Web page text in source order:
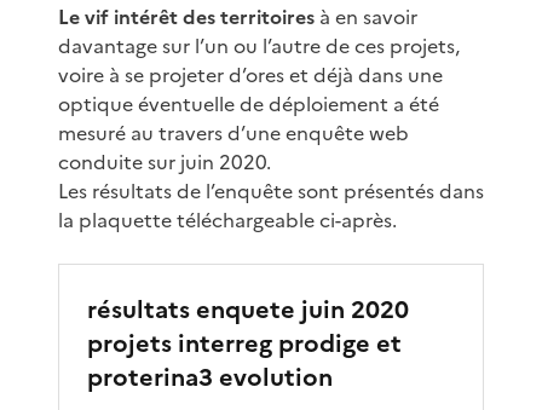
Le vif intérêt des territoires à en savoir
davantage sur l’un ou l’autre de ces projets,
voire à se projeter d’ores et déjà dans une
optique éventuelle de déploiement a été
mesuré au travers d’une enquête web
conduite sur juin 2020.
Les résultats de l’enquête sont présentés dans
la plaquette téléchargeable ci-après.
résultats enquete juin 2020
projets interreg prodige et
proterina3 evolution